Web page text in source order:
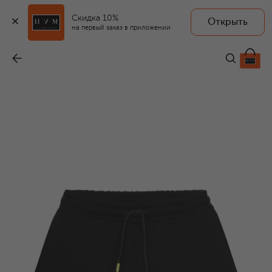
Скидка 10%
на первый заказ в приложении
Открыть
4 880 ₽